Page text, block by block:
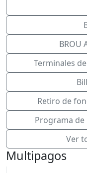
BROU
Terminales
Retiro de
Programa de
Ver
Multipagos